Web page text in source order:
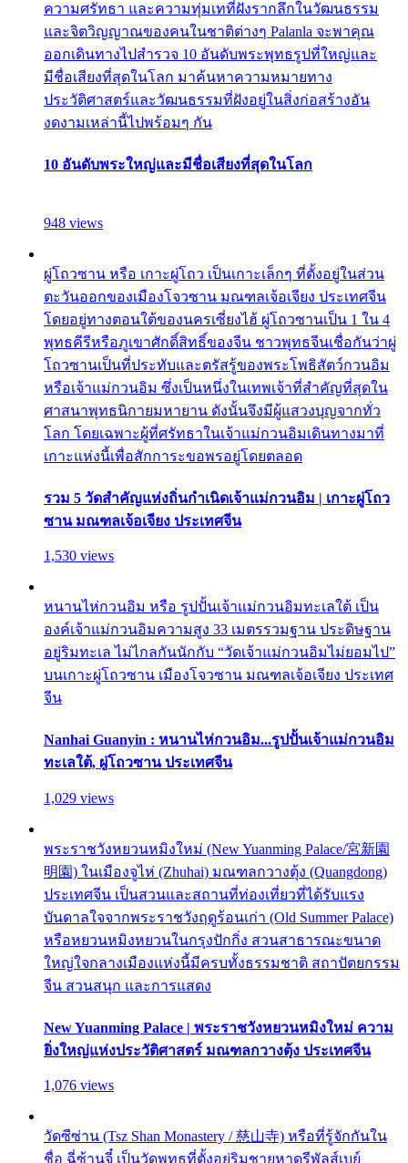
ความศรัทธา และความทุ่มเทที่ฝังรากลึกในวัฒนธรรม
และจิตวิญญาณของคนในชาติต่างๆ Palanla จะพาคุณ
ออกเดินทางไปสำรวจ 10 อันดับพระพุทธรูปที่ใหญ่และ
มีชื่อเสียงที่สุดในโลก มาค้นหาความหมายทาง
ประวัติศาสตร์และวัฒนธรรมที่ฝังอยู่ในสิ่งก่อสร้างอัน
งดงามเหล่านี้ไปพร้อมๆ กัน
10 อันดับพระใหญ่และมีชื่อเสียงที่สุดในโลก
948 views
ผู่โถวซาน หรือ เกาะผู่โถว เป็นเกาะเล็กๆ ที่ตั้งอยู่ในส่วน
ตะวันออกของเมืองโจวซาน มณฑลเจ้อเจียง ประเทศจีน
โดยอยู่ทางตอนใต้ของนครเซี่ยงไฮ้ ผู่โถวซานเป็น 1 ใน 4
พุทธคีรีหรือภูเขาศักดิ์สิทธิ์ของจีน ชาวพุทธจีนเชื่อกันว่าผู่
โถวซานเป็นที่ประทับและตรัสรู้ของพระโพธิสัตว์กวนอิม
หรือเจ้าแม่กวนอิม ซึ่งเป็นหนึ่งในเทพเจ้าที่สำคัญที่สุดใน
ศาสนาพุทธนิกายมหายาน ดังนั้นจึงมีผู้แสวงบุญจากทั่ว
โลก โดยเฉพาะผู้ที่ศรัทธาในเจ้าแม่กวนอิมเดินทางมาที่
เกาะแห่งนี้เพื่อสักการะขอพรอยู่โดยตลอด
รวม 5 วัดสำคัญแห่งถิ่นกำเนิดเจ้าแม่กวนอิม | เกาะผู่โถว
ซาน มณฑลเจ้อเจียง ประเทศจีน
1,530 views
หนานไห่กวนอิม หรือ รูปปั้นเจ้าแม่กวนอิมทะเลใต้ เป็น
องค์เจ้าแม่กวนอิมความสูง 33 เมตรรวมฐาน ประดิษฐาน
อยู่ริมทะเล ไม่ไกลกันนักกับ “วัดเจ้าแม่กวนอิมไม่ยอมไป”
บนเกาะผู่โถวซาน เมืองโจวซาน มณฑลเจ้อเจียง ประเทศ
จีน
Nanhai Guanyin : หนานไห่กวนอิม...รูปปั้นเจ้าแม่กวนอิม
ทะเลใต้, ผู่โถวซาน ประเทศจีน
1,029 views
พระราชวังหยวนหมิงใหม่ (New Yuanming Palace/宮新園
明園) ในเมืองจูไห่ (Zhuhai) มณฑลกวางตุ้ง (Quangdong)
ประเทศจีน เป็นสวนและสถานที่ท่องเที่ยวที่ได้รับแรง
บันดาลใจจากพระราชวังฤดูร้อนเก่า (Old Summer Palace)
หรือหยวนหมิงหยวนในกรุงปักกิ่ง สวนสาธารณะขนาด
ใหญ่ใจกลางเมืองแห่งนี้มีครบทั้งธรรมชาติ สถาปัตยกรรม
จีน สวนสนุก และการแสดง
New Yuanming Palace | พระราชวังหยวนหมิงใหม่ ความ
ยิ่งใหญ่แห่งประวัติศาสตร์ มณฑลกวางตุ้ง ประเทศจีน
1,076 views
วัดซีซ่าน (Tsz Shan Monastery / 慈山寺) หรือที่รู้จักกันใน
ชื่อ ฉี่ซ้านจี๋ เป็นวัดพุทธที่ตั้งอยู่ริมชายหาดรีพัลส์เบย์